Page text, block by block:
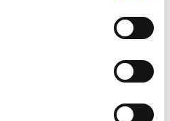
Artikelnummer: 51200